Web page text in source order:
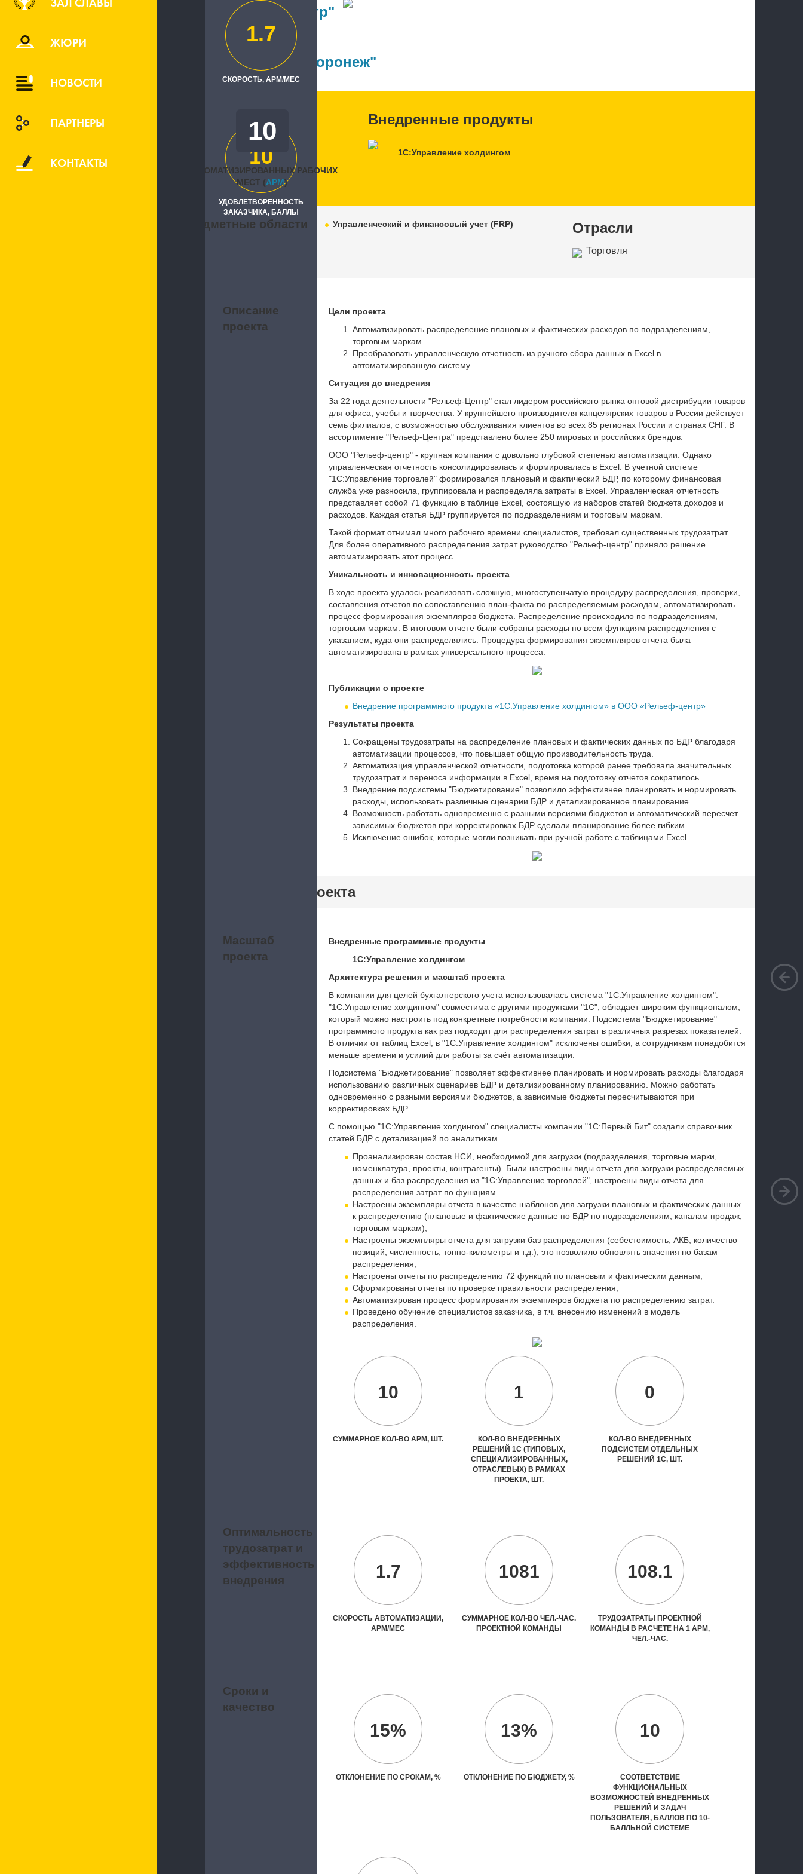
ЖЮРИ
НОВОСТИ
ПАРТНЕРЫ
КОНТАКТЫ
1.7
СКОРОСТЬ, АРМ/МЕС
10
УДОВЛЕТВОРЕННОСТЬ
ЗАКАЗЧИКА, БАЛЛЫ
ООО "Рельеф-центр"
Исполнитель
"1С:Первый Бит, Воронеж"
10
АВТОМАТИЗИРОВАННЫХ РАБОЧИХ
МЕСТ (APM)
Внедренные продукты
1С:Управление холдингом
Предметные области Управленческий и финансовый учет (FRP) Отрасли
Торговля
Описание
проекта
Цели проекта
Автоматизировать распределение плановых и фактических расходов по подразделениям,
торговым маркам.
Преобразовать управленческую отчетность из ручного сбора данных в Excel в
автоматизированную систему.
Ситуация до внедрения
За 22 года деятельности "Рельеф-Центр" стал лидером российского рынка оптовой дистрибуции товаров
для офиса, учебы и творчества. У крупнейшего производителя канцелярских товаров в России действует
семь филиалов, с возможностью обслуживания клиентов во всех 85 регионах России и странах СНГ. В
ассортименте "Рельеф-Центра" представлено более 250 мировых и российских брендов.
ООО "Рельеф-центр" - крупная компания с довольно глубокой степенью автоматизации. Однако
управленческая отчетность консолидировалась и формировалась в Excel. В учетной системе
"1С:Управление торговлей" формировался плановый и фактический БДР, по которому финансовая
служба уже разносила, группировала и распределяла затраты в Excel. Управленческая отчетность
представляет собой 71 функцию в таблице Excel, состоящую из наборов статей бюджета доходов и
расходов. Каждая статья БДР группируется по подразделениям и торговым маркам.
Такой формат отнимал много рабочего времени специалистов, требовал существенных трудозатрат.
Для более оперативного распределения затрат руководство "Рельеф-центр" приняло решение
автоматизировать этот процесс.
Уникальность и инновационность проекта
В ходе проекта удалось реализовать сложную, многоступенчатую процедуру распределения, проверки,
составления отчетов по сопоставлению план-факта по распределяемым расходам, автоматизировать
процесс формирования экземпляров бюджета. Распределение происходило по подразделениям,
торговым маркам. В итоговом отчете были собраны расходы по всем функциям распределения с
указанием, куда они распределялись. Процедура формирования экземпляров отчета была
автоматизирована в рамках универсального процесса.
Публикации о проекте
Внедрение программного продукта «1С:Управление холдингом» в ООО «Рельеф-центр»
Результаты проекта
Сокращены трудозатраты на распределение плановых и фактических данных по БДР благодаря
автоматизации процессов, что повышает общую производительность труда.
Автоматизация управленческой отчетности, подготовка которой ранее требовала значительных
трудозатрат и переноса информации в Excel, время на подготовку отчетов сократилось.
Внедрение подсистемы "Бюджетирование" позволило эффективнее планировать и нормировать
расходы, использовать различные сценарии БДР и детализированное планирование.
Возможность работать одновременно с разными версиями бюджетов и автоматический пересчет
зависимых бюджетов при корректировках БДР сделали планирование более гибким.
Исключение ошибок, которые могли возникать при ручной работе с таблицами Excel.
Характеристики проекта
Масштаб
проекта
Внедренные программные продукты
1С:Управление холдингом
Архитектура решения и масштаб проекта
В компании для целей бухгалтерского учета использовалась система "1С:Управление холдингом".
"1С:Управление холдингом" совместима с другими продуктами "1С", обладает широким функционалом,
который можно настроить под конкретные потребности компании. Подсистема "Бюджетирование"
программного продукта как раз подходит для распределения затрат в различных разрезах показателей.
В отличии от таблиц Excel, в "1С:Управление холдингом" исключены ошибки, а сотрудникам понадобится
меньше времени и усилий для работы за счёт автоматизации.
Подсистема "Бюджетирование" позволяет эффективнее планировать и нормировать расходы благодаря
использованию различных сценариев БДР и детализированному планированию. Можно работать
одновременно с разными версиями бюджетов, а зависимые бюджеты пересчитываются при
корректировках БДР.
С помощью "1С:Управление холдингом" специалисты компании "1С:Первый Бит" создали справочник
статей БДР с детализацией по аналитикам.
Проанализирован состав НСИ, необходимой для загрузки (подразделения, торговые марки,
номенклатура, проекты, контрагенты). Были настроены виды отчета для загрузки распределяемых
данных и баз распределения из "1С:Управление торговлей", настроены виды отчета для
распределения затрат по функциям.
Настроены экземпляры отчета в качестве шаблонов для загрузки плановых и фактических данных
к распределению (плановые и фактические данные по БДР по подразделениям, каналам продаж,
торговым маркам);
Настроены экземпляры отчета для загрузки баз распределения (себестоимость, АКБ, количество
позиций, численность, тонно-километры и т.д.), это позволило обновлять значения по базам
распределения;
Настроены отчеты по распределению 72 функций по плановым и фактическим данным;
Сформированы отчеты по проверке правильности распределения;
Автоматизирован процесс формирования экземпляров бюджета по распределению затрат.
Проведено обучение специалистов заказчика, в т.ч. внесению изменений в модель
распределения.
10
СУММАРНОЕ КОЛ-ВО АРМ, ШТ.
1
КОЛ-ВО ВНЕДРЕННЫХ
РЕШЕНИЙ 1С (ТИПОВЫХ,
СПЕЦИАЛИЗИРОВАННЫХ,
ОТРАСЛЕВЫХ) В РАМКАХ
ПРОЕКТА, ШТ.
0
КОЛ-ВО ВНЕДРЕННЫХ
ПОДСИСТЕМ ОТДЕЛЬНЫХ
РЕШЕНИЙ 1С, ШТ.
Оптимальность
трудозатрат и
эффективность
внедрения
1.7
СКОРОСТЬ АВТОМАТИЗАЦИИ,
АРМ/МЕС
1081
СУММАРНОЕ КОЛ-ВО ЧЕЛ.-ЧАС.
ПРОЕКТНОЙ КОМАНДЫ
108.1
ТРУДОЗАТРАТЫ ПРОЕКТНОЙ
КОМАНДЫ В РАСЧЕТЕ НА 1 АРМ,
ЧЕЛ.-ЧАС.
Сроки и
качество
15%
ОТКЛОНЕНИЕ ПО СРОКАМ, %
13%
ОТКЛОНЕНИЕ ПО БЮДЖЕТУ, %
10
СООТВЕТСТВИЕ
ФУНКЦИОНАЛЬНЫХ
ВОЗМОЖНОСТЕЙ ВНЕДРЕННЫХ
РЕШЕНИЙ И ЗАДАЧ
ПОЛЬЗОВАТЕЛЯ, БАЛЛОВ ПО 10-
БАЛЛЬНОЙ СИСТЕМЕ